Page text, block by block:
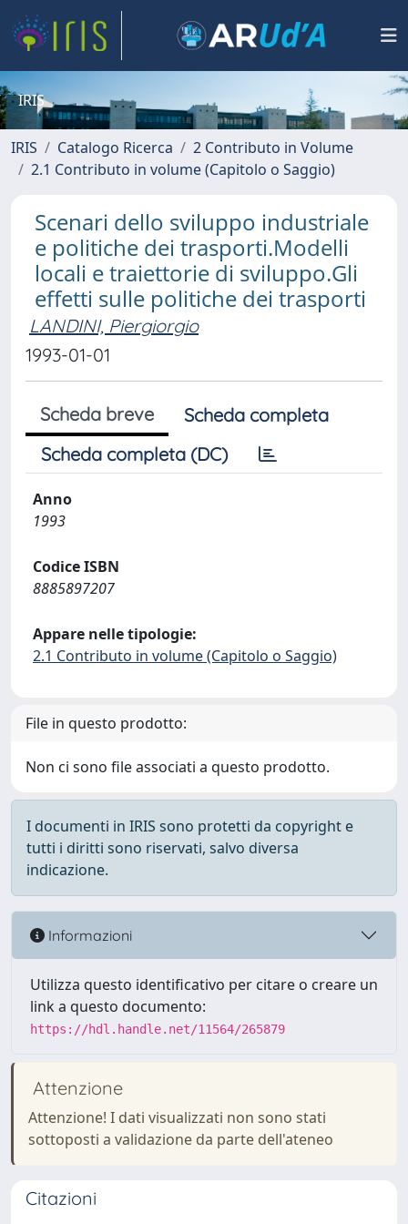
IRIS
IRIS Catalogo Ricerca
2 Contributo in Volume
2.1 Contributo in volume (Capitolo o Saggio)
Scenari dello sviluppo industriale
e politiche dei trasporti.Modelli
locali e traiettorie di sviluppo.Gli
effetti sulle politiche dei trasporti
LANDINI, Piergiorgio
1993-01-01
Scheda breve
Scheda completa
Scheda completa (DC)
Anno
1993
Codice ISBN
8885897207
Appare nelle tipologie:
2.1 Contributo in volume (Capitolo o Saggio)
File in questo prodotto:
Non ci sono file associati a questo prodotto.
I documenti in IRIS sono protetti da copyright e
tutti i diritti sono riservati, salvo diversa
indicazione.
Informazioni
Utilizza questo identificativo per citare o creare un
link a questo documento:
https://hdl.handle.net/11564/265879
Attenzione
Attenzione! I dati visualizzati non sono stati
sottoposti a validazione da parte dell'ateneo
Citazioni